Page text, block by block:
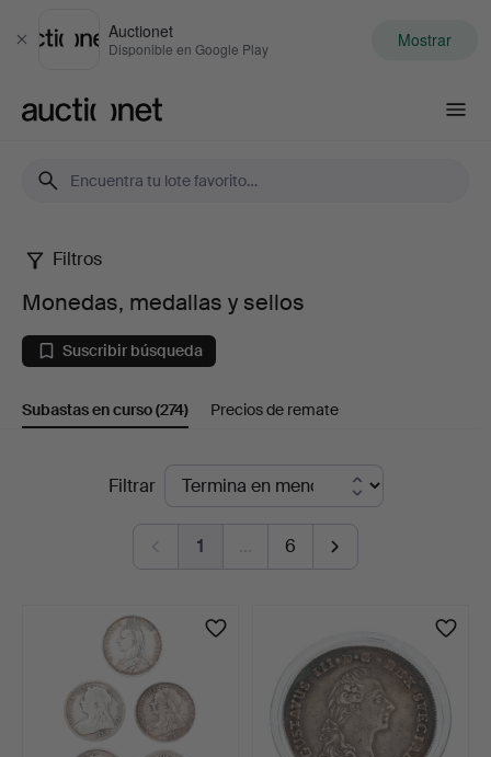
Cerrar
Auctionet
Disponible en Google Play Mostrar
Monedas,
medallas
sellos
Filtros
Monedas, medallas y sellos
Suscribir búsqueda
Subastas en curso(274) Precios de remate
SubastasFiltrar
1 … 6